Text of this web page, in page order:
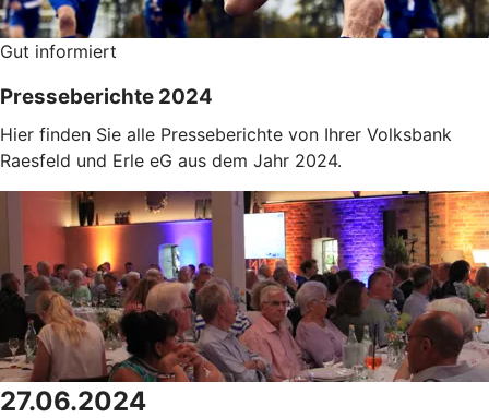
Gut informiert
Presseberichte 2024
Hier finden Sie alle Presseberichte von Ihrer Volksbank
Raesfeld und Erle eG aus dem Jahr 2024.
27.06.2024